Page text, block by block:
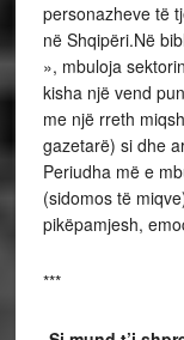
personazheve të
në Shqipëri.Në
», mbuloja
kisha një vend
me një rreth
gazetarë) si dhe
Periudha më e
(sidomos të
pikëpamjesh,
***